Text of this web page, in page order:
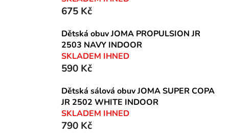
675 Kč
Dětská obuv JOMA PROPULSION JR
2503 NAVY INDOOR
SKLADEM IHNED
590 Kč
Dětská sálová obuv JOMA SUPER COPA
JR 2502 WHITE INDOOR
SKLADEM IHNED
790 Kč